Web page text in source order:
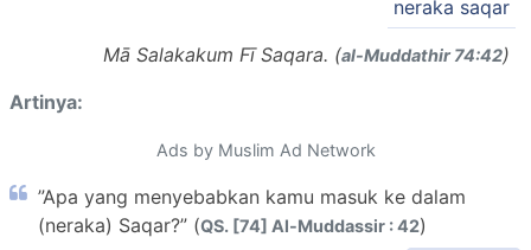
neraka saqar
Mā Salakakum Fī Saqara. (al-Muddathir 74:42)
Artinya:
Ads by Muslim Ad Network
”Apa yang menyebabkan kamu masuk ke dalam
(neraka) Saqar?” (QS. [74] Al-Muddassir : 42)